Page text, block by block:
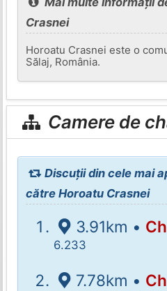
Crasnei
Horoatu Crasnei este o
Sălaj, România.
Camere de
Discuții din cele mai
către Horoatu Crasnei
3.91km •
6.233
7.78km •